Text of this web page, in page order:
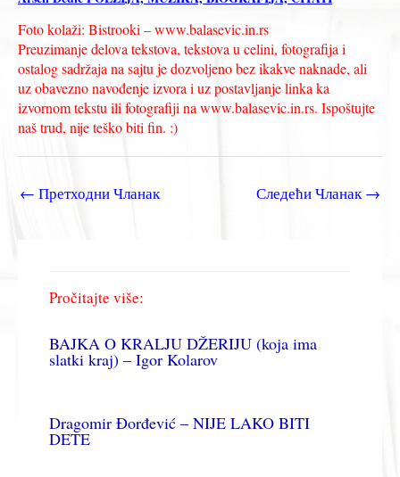
Foto kolaži: Bistrooki – www.balasevic.in.rs
Preuzimanje delova tekstova, tekstova u celini, fotografija i
ostalog sadržaja na sajtu je dozvoljeno bez ikakve naknade, ali
uz obavezno navođenje izvora i uz postavljanje linka ka
izvornom tekstu ili fotografiji na www.balasevic.in.rs. Ispoštujte
naš trud, nije teško biti fin. :)
← Претходни Чланак Следећи Чланак→
Pročitajte više:
BAJKA O KRALJU DŽERIJU (koja ima
slatki kraj) – Igor Kolarov
Dragomir Đorđević – NIJE LAKO BITI
DETE